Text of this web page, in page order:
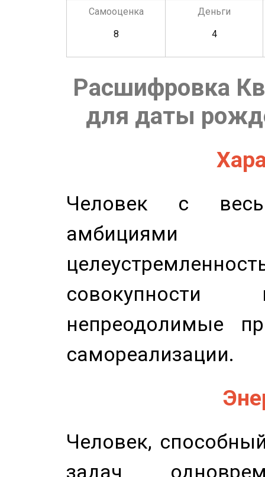
Самооценка
8
Деньги
4
Расшифровка
для даты
Человек с
непреодолимые
самореализации.
Человек,
задач